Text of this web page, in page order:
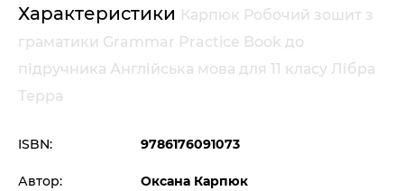
Характеристики Карпюк Робочий зошит з
граматики Grammar Practice Book до
підручника Англійська мова для 11 класу Лібра
Терра
ISBN: 9786176091073
Автор: Оксана Карпюк